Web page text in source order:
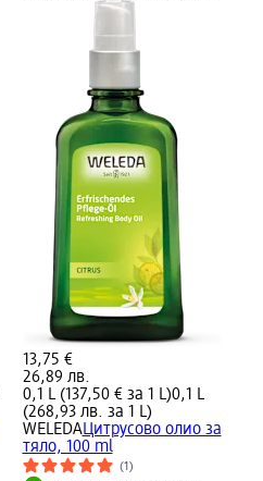
13,75 €
26,89 лв.
0,1 L (137,50 € за 1 L)0,1 L
(268,93 лв. за 1 L)
WELEDAЦитрусово олио за
тяло, 100 ml
(1)